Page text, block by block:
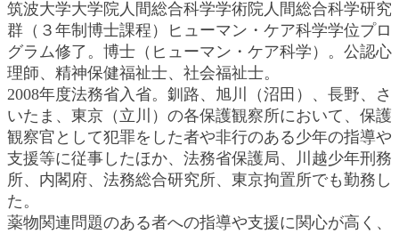
筑波大学大学院人間総合科学学術院人間総合科学研究
群（３年制博士課程）ヒューマン・ケア科学学位プロ
グラム修了。博士（ヒューマン・ケア科学）。公認心
理師、精神保健福祉士、社会福祉士。
2008年度法務省入省。釧路、旭川（沼田）、長野、さ
いたま、東京（立川）の各保護観察所において、保護
観察官として犯罪をした者や非行のある少年の指導や
支援等に従事したほか、法務省保護局、川越少年刑務
所、内閣府、法務総合研究所、東京拘置所でも勤務し
た。
薬物関連問題のある者への指導や支援に関心が高く、